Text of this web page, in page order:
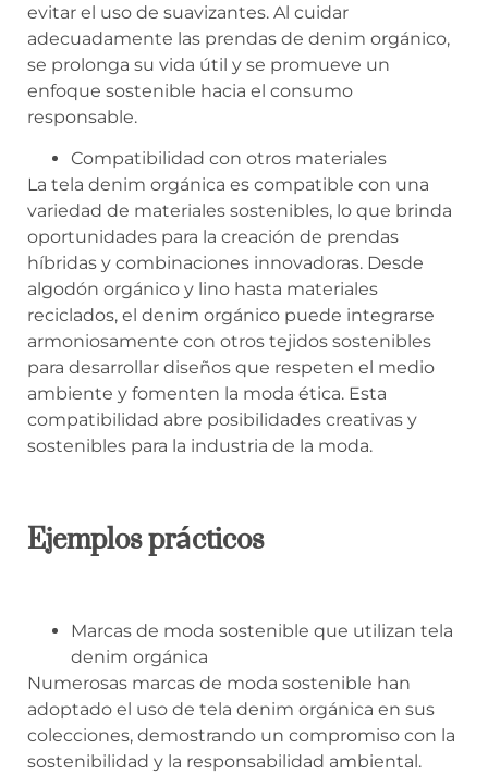
evitar el uso de suavizantes. Al cuidar
adecuadamente las prendas de denim orgánico,
se prolonga su vida útil y se promueve un
enfoque sostenible hacia el consumo
responsable.
Compatibilidad con otros materiales
La tela denim orgánica es compatible con una
variedad de materiales sostenibles, lo que brinda
oportunidades para la creación de prendas
híbridas y combinaciones innovadoras. Desde
algodón orgánico y lino hasta materiales
reciclados, el denim orgánico puede integrarse
armoniosamente con otros tejidos sostenibles
para desarrollar diseños que respeten el medio
ambiente y fomenten la moda ética. Esta
compatibilidad abre posibilidades creativas y
sostenibles para la industria de la moda.
Ejemplos prácticos
Marcas de moda sostenible que utilizan tela
denim orgánica
Numerosas marcas de moda sostenible han
adoptado el uso de tela denim orgánica en sus
colecciones, demostrando un compromiso con la
sostenibilidad y la responsabilidad ambiental.